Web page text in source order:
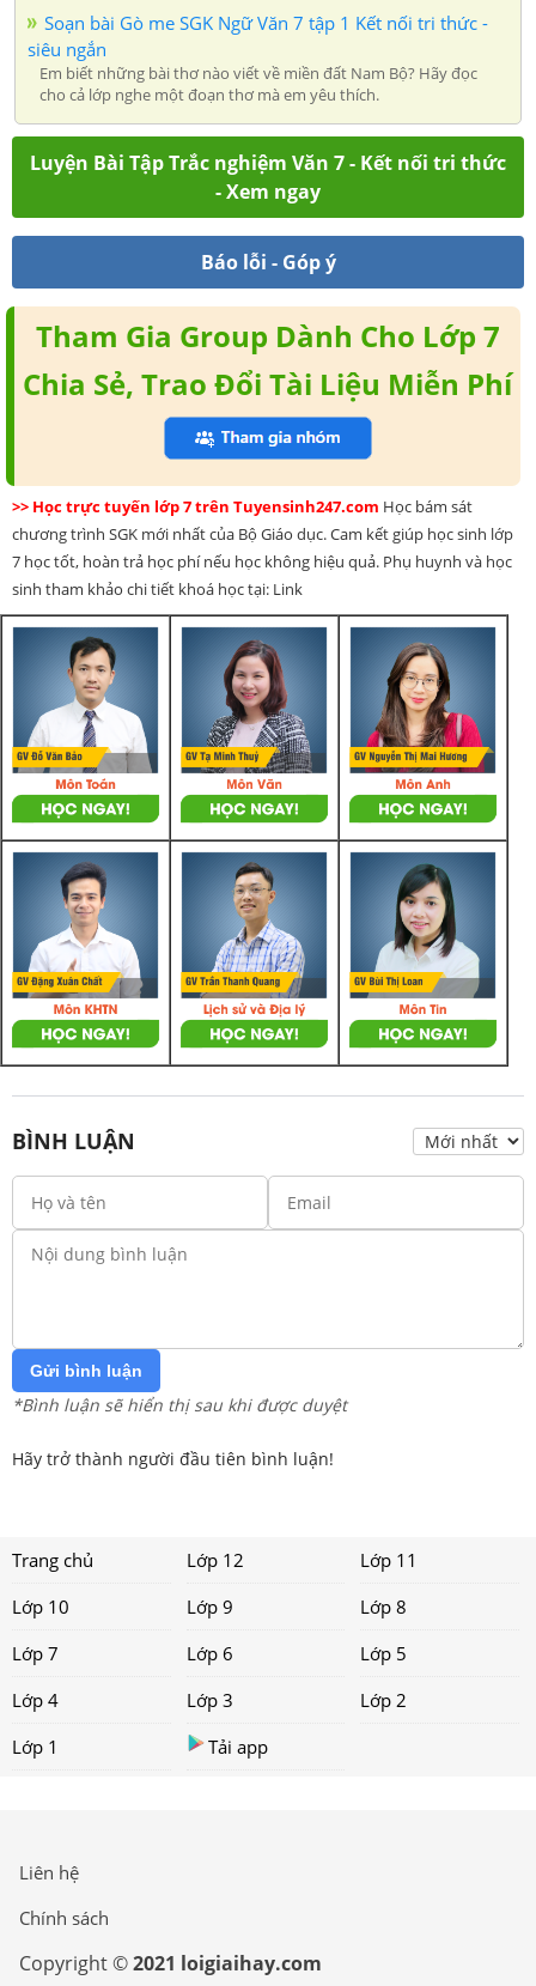
Soạn bài Gò me SGK Ngữ Văn 7 tập 1 Kết nối tri thức -
siêu ngắn
Em biết những bài thơ nào viết về miền đất Nam Bộ? Hãy đọc
cho cả lớp nghe một đoạn thơ mà em yêu thích.
Luyện Bài Tập Trắc nghiệm Văn 7 - Kết nối tri thức
- Xem ngay
Báo lỗi - Góp ý
Tham Gia Group Dành Cho Lớp 7
Chia Sẻ, Trao Đổi Tài Liệu Miễn Phí
>> Học trực tuyến lớp 7 trên Tuyensinh247.com Học bám sát
chương trình SGK mới nhất của Bộ Giáo dục. Cam kết giúp học sinh lớp
7 học tốt, hoàn trả học phí nếu học không hiệu quả. Phụ huynh và học
sinh tham khảo chi tiết khoá học tại: Link
BÌNH LUẬN
Gửi bình luận
*Bình luận sẽ hiển thị sau khi được duyệt
Hãy trở thành người đầu tiên bình luận!
Trang chủ Lớp 12
Lớp 11
Lớp 10
Lớp 9
Lớp 8
Lớp 7
Lớp 6
Lớp 5
Lớp 4
Lớp 3
Lớp 2
Lớp 1
Tải app
Liên hệ
Chính sách
Copyright ©2021 loigiaihay.com